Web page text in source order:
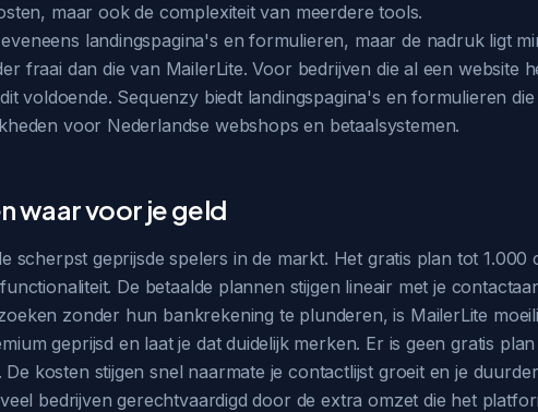
maar ook de complexiteit van meerdere tools.
landingspagina's en formulieren, maar de nadruk ligt
fraai dan die van MailerLite. Voor bedrijven die al een website
voldoende. Sequenzy biedt landingspagina's en formulieren
voor Nederlandse webshops en betaalsystemen.
waar voor je geld
scherpst geprijsde spelers in de markt. Het gratis plan tot
De betaalde plannen stijgen lineair met je
zonder hun bankrekening te plunderen, is MailerLite
geprijsd en laat je dat duidelijk merken. Er is geen gratis
kosten stijgen snel naarmate je contactlijst groeit en je
bedrijven gerechtvaardigd door de extra omzet die het